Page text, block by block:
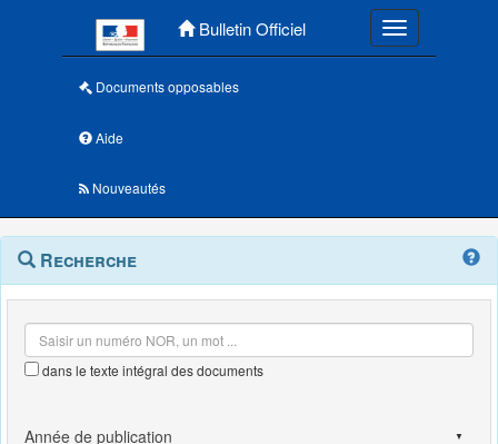
Bulletin Officiel Toggle
Documents opposables
Aide
Nouveautés
Navigation
outils
Menu
contextuel
Recherche
dans le texte intégral des documents